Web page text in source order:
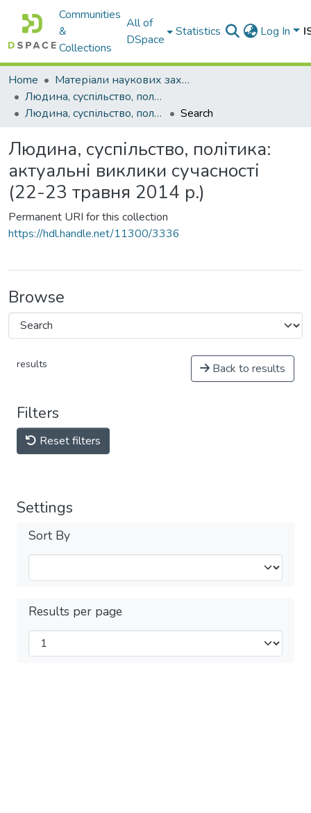
Communities
&
Collections
All of
DSpace
Statistics Log In
Home
Матеріали наукових заходів
Людина, суспільство, політика: актуальні виклики сучасності
Людина, суспільство, політика: актуальні виклики сучасності (22-23 травня 2014 р.)
Search
Людина, суспільство, політика:
актуальні виклики сучасності
(22-23 травня 2014 р.)
Permanent URI for this collection
https://hdl.handle.net/11300/3336
Browse
results Back to results
Filters
Reset filters
Settings
Sort By
Results per page